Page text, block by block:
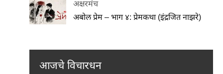
अक्षरमंच
अबोल प्रेम – भाग ४: प्रेमकथा (इंद्रजित नाझरे)
आजचे विचारधन